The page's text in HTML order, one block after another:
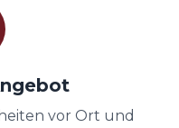
vor Ort und